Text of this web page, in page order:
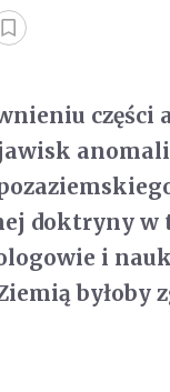
części
doktryny w
i
byłoby